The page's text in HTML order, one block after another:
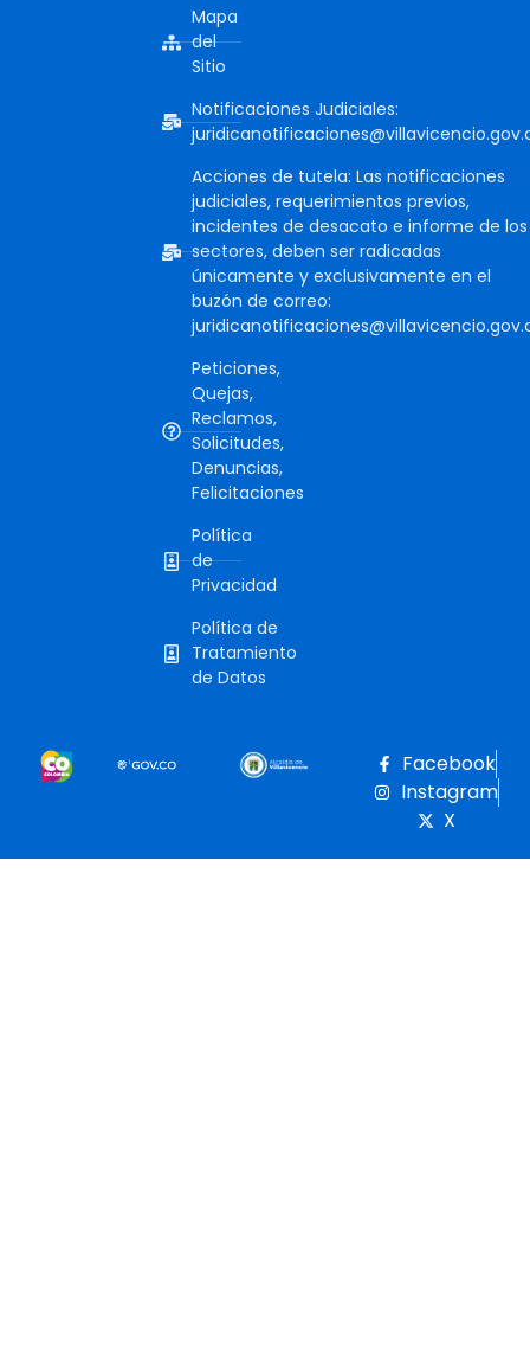
Mapa
del
Sitio
Notificaciones Judiciales:
Acciones de tutela: Las notificaciones
judiciales, requerimientos previos,
incidentes de desacato e informe de los
sectores, deben ser radicadas
únicamente y exclusivamente en el
buzón de correo:
Peticiones,
Quejas,
Reclamos,
Solicitudes,
Denuncias,
Felicitaciones
Política
de
Privacidad
Política de
Tratamiento
de Datos
Facebook
Instagram
X